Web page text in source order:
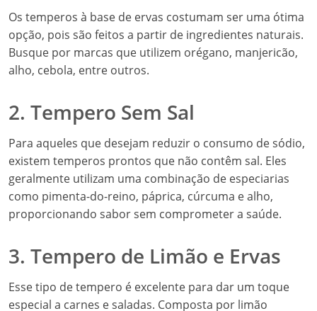
Os temperos à base de ervas costumam ser uma ótima
opção, pois são feitos a partir de ingredientes naturais.
Busque por marcas que utilizem orégano, manjericão,
alho, cebola, entre outros.
2. Tempero Sem Sal
Para aqueles que desejam reduzir o consumo de sódio,
existem temperos prontos que não contêm sal. Eles
geralmente utilizam uma combinação de especiarias
como pimenta-do-reino, páprica, cúrcuma e alho,
proporcionando sabor sem comprometer a saúde.
3. Tempero de Limão e Ervas
Esse tipo de tempero é excelente para dar um toque
especial a carnes e saladas. Composta por limão